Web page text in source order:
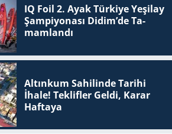
IQ Foil 2. Ayak Tür­ki­ye Ye­şi­lay
Şam­pi­yo­na­sı Didim’de Ta­
mam­lan­dı
Altınkum Sahilinde Tarihi
İhale! Teklifler Geldi, Karar
Haftaya